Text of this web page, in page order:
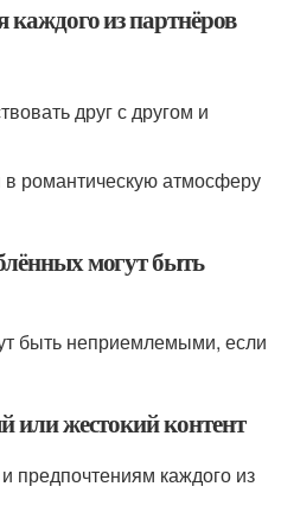
из партнёров
друг с другом и
в романтическую атмосферу
могут быть
быть неприемлемыми, если
или жестокий контент
предпочтениям каждого из